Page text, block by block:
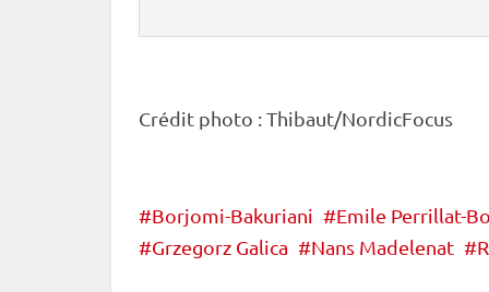
Crédit photo : Thibaut/NordicFocus
Borjomi-Bakuriani
Emile Perrillat-
Grzegorz Galica
Nans Madelenat